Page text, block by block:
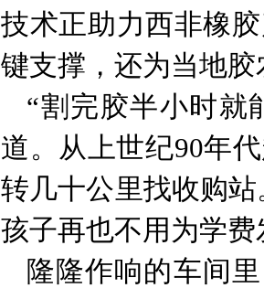
技术正助力西非橡
键支撑，还为当地
“割完胶半小时就
道。从上世纪90年
转几十公里找收购
孩子再也不用为学
隆隆作响的车间